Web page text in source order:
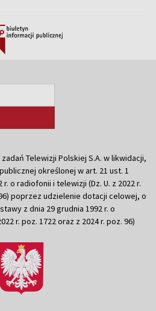
Telewizji Polskiej S.A. w likwidacji,
określonej w art. 21 ust. 1
o radiofonii i telewizji (Dz. U. z 2022 r.
poprzez udzielenie dotacji celowej, o
z dnia 29 grudnia 1992 r. o
r. poz. 1722 oraz z 2024 r. poz. 96)